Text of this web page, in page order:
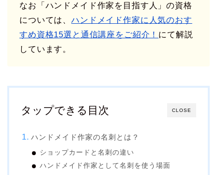
なお「ハンドメイド作家を目指す人」の資格
については、ハンドメイド作家に人気のおす
すめ資格15選と通信講座をご紹介！ にて解説
しています。
CLOSE
タップできる目次
ハンドメイド作家の名刺とは？
ショップカードと名刺の違い
ハンドメイド作家として名刺を使う場面